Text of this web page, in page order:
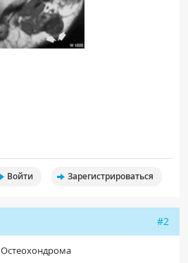
Войти Зарегистрироваться
#2
Остеохондрома